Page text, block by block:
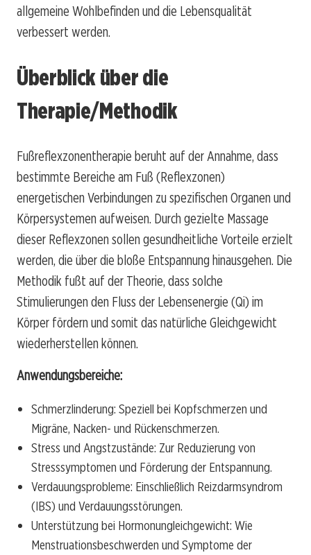
allgemeine Wohlbefinden und die Lebensqualität
verbessert werden.
Überblick über die
Therapie/Methodik
Fußreflexzonentherapie beruht auf der Annahme, dass
bestimmte Bereiche am Fuß (Reflexzonen)
energetischen Verbindungen zu spezifischen Organen und
Körpersystemen aufweisen. Durch gezielte Massage
dieser Reflexzonen sollen gesundheitliche Vorteile erzielt
werden, die über die bloße Entspannung hinausgehen. Die
Methodik fußt auf der Theorie, dass solche
Stimulierungen den Fluss der Lebensenergie (Qi) im
Körper fördern und somit das natürliche Gleichgewicht
wiederherstellen können.
Anwendungsbereiche:
Schmerzlinderung: Speziell bei Kopfschmerzen und
Migräne, Nacken- und Rückenschmerzen.
Stress und Angstzustände: Zur Reduzierung von
Stresssymptomen und Förderung der Entspannung.
Verdauungsprobleme: Einschließlich Reizdarmsyndrom
(IBS) und Verdauungsstörungen.
Unterstützung bei Hormonungleichgewicht: Wie
Menstruationsbeschwerden und Symptome der